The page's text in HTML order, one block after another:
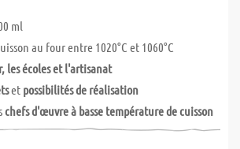
ml
au four entre 1020°C et 1060°C
les écoles et l'artisanat
et possibilités de réalisation
chefs d'œuvre à basse température de cuisson